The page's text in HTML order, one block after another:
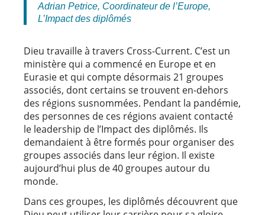
Adrian Petrice, Coordinateur de l’Europe,
L’Impact des diplômés
Dieu travaille à travers Cross-Current. C’est un
ministère qui a commencé en Europe et en
Eurasie et qui compte désormais 21 groupes
associés, dont certains se trouvent en-dehors
des régions susnommées. Pendant la pandémie,
des personnes de ces régions avaient contacté
le leadership de l’Impact des diplômés. Ils
demandaient à être formés pour organiser des
groupes associés dans leur région. Il existe
aujourd’hui plus de 40 groupes autour du
monde.
Dans ces groupes, les diplômés découvrent que